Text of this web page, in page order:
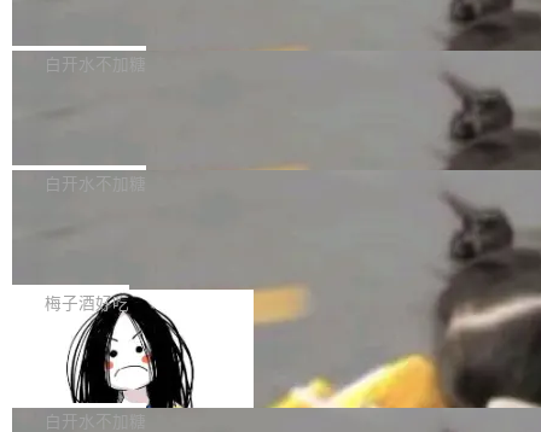
员工参与设立的专项资产管理计划。其中，Dee
获配9...
一个回归问题，该问题导致拉取镜像时会拒绝包
题，该问题可能导致在旧版 Linux 内核...
e 孵化器项目管理委员会（IPMC）投票中获得
P）！这一里程碑不仅标志着 Fluss 迈入新的发
白开水不加糖
长期停止内容更新，未能实现其作为“AI版维基百
提交的编辑请求也长期处于待处理状态。 Groki
pedia 于去年底上线，定位为由人工智能生成内
容的百科平台，被马斯克视为传统众包百科网站
维基百科的替代方案。Lawfare 调查发现，无论
热门页面还是低关注度页面，均未出现近期更
白开水不加糖
是这样的：配 MessageSource 的 Bean、写 R
eloadableResourceBundleMessageSource、
声明 LocaleResolver、注册 LocaleChangeInt
erceptor…五六步之后才能看到第一行翻译文
本。 Solon 换了个方式。整个 i18n 模块围绕三
梅子酒好吃
Apache Doris 4.1 全面增强 Iceberg：
支持 UPDATE、MERGE INTO 与 Iceb
erg V3
Apache Doris 4.1 要补齐的，正是缺失的那一
半。在已有查询能力的基础上，Doris 进一步支
白开水不加糖